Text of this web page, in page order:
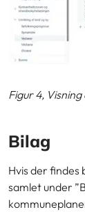
Figur 4,
Bilag
Hvis der findes
samlet under